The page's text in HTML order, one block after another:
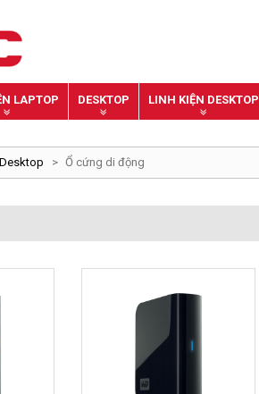
LAPTOP DESKTOP LINH KIỆN DESKTOP
> Ổ cứng di động